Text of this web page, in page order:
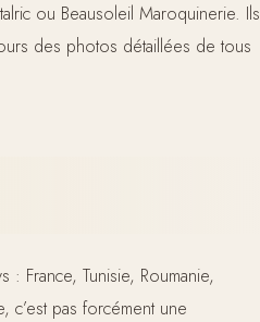
ou Beausoleil Maroquinerie. Ils
des photos détaillées de tous
France, Tunisie, Roumanie,
c’est pas forcément une